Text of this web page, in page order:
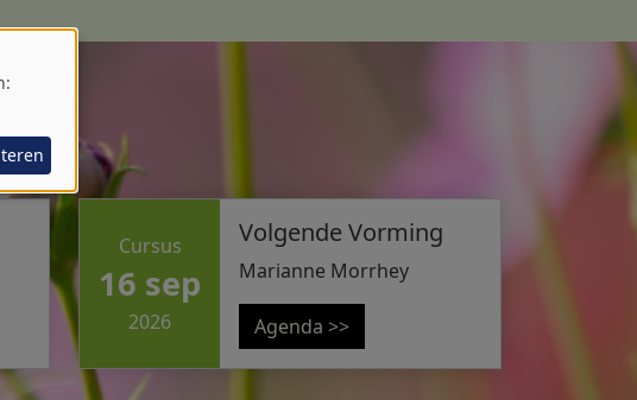
Cursus
16 sep
2026
Volgende Vorming
Marianne Morrhey
Agenda >>